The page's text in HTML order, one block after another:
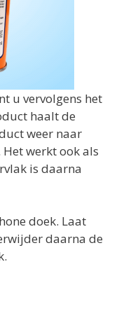
u vervolgens het
haalt de
weer naar
werkt ook als
is daarna
doek. Laat
daarna de